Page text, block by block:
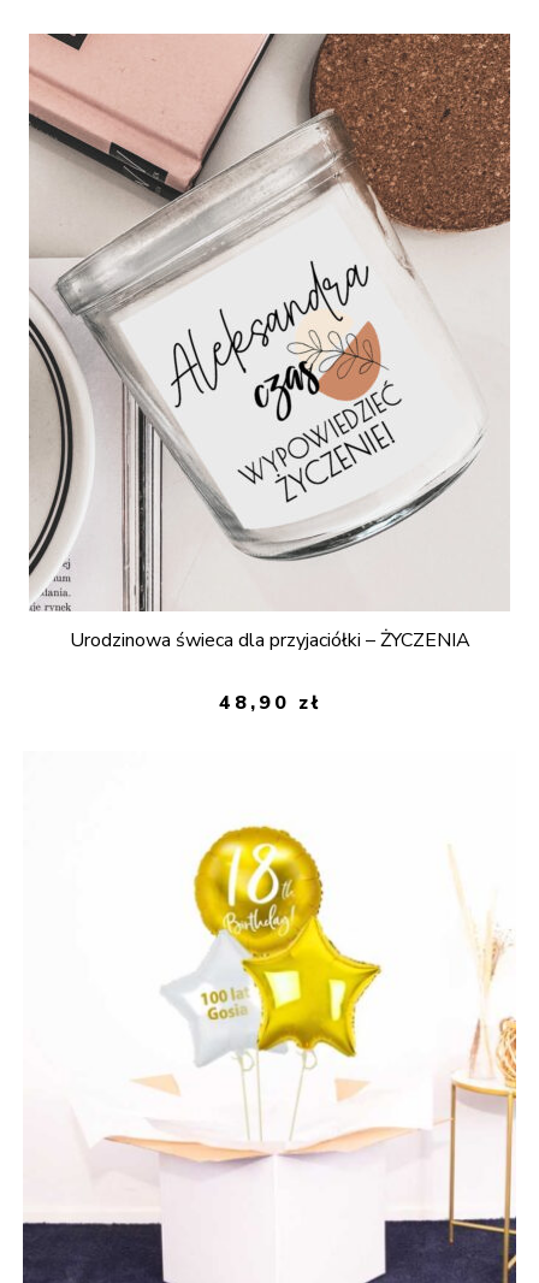
Urodzinowa świeca dla przyjaciółki – ŻYCZENIA
48,90 zł